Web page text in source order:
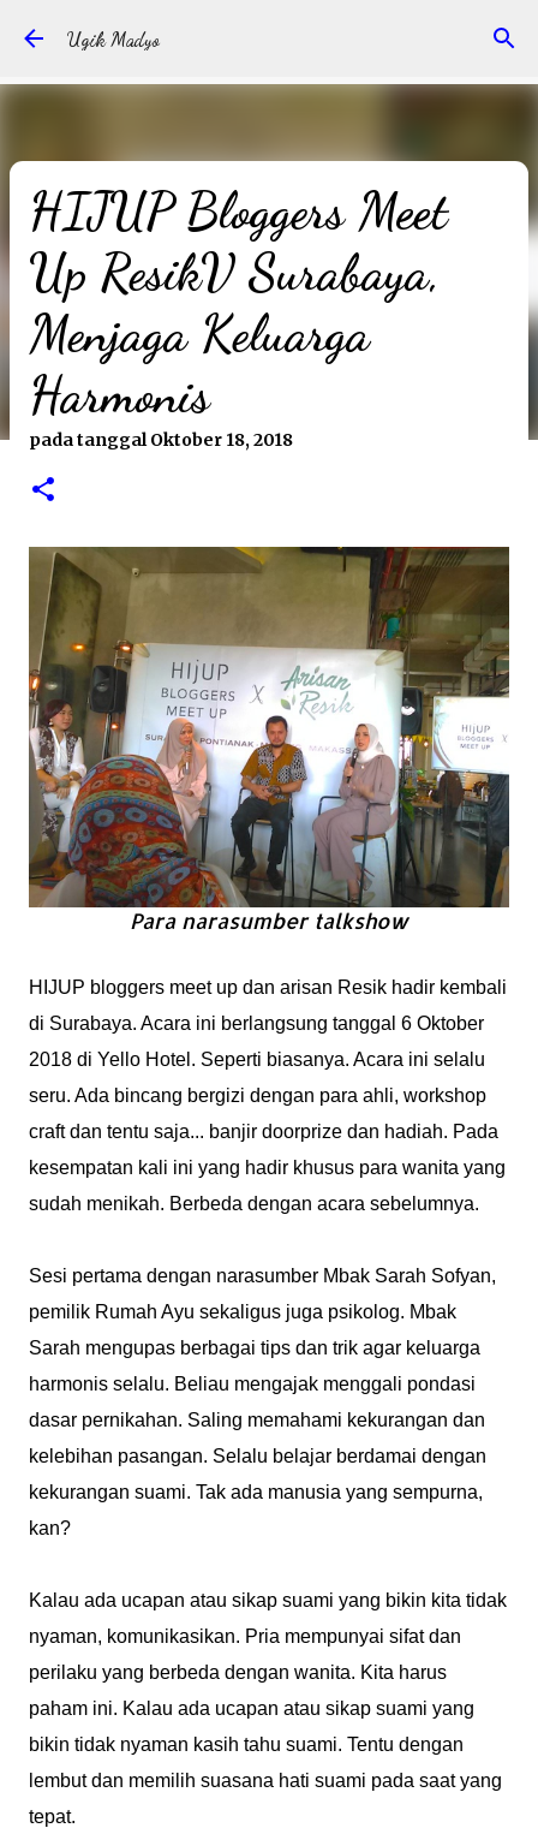
Langsung ke konten utama
Ugik Madyo
HIJUP Bloggers Meet
Up ResikV Surabaya,
Menjaga Keluarga
Harmonis
pada tanggalOktober 18, 2018
Para narasumber talkshow
HIJUP bloggers meet up dan arisan Resik hadir kembali
di Surabaya. Acara ini berlangsung tanggal 6 Oktober
2018 di Yello Hotel. Seperti biasanya. Acara ini selalu
seru. Ada bincang bergizi dengan para ahli, workshop
craft dan tentu saja... banjir doorprize dan hadiah. Pada
kesempatan kali ini yang hadir khusus para wanita yang
sudah menikah. Berbeda dengan acara sebelumnya.
Sesi pertama dengan narasumber Mbak Sarah Sofyan,
pemilik Rumah Ayu sekaligus juga psikolog. Mbak
Sarah mengupas berbagai tips dan trik agar keluarga
harmonis selalu. Beliau mengajak menggali pondasi
dasar pernikahan. Saling memahami kekurangan dan
kelebihan pasangan. Selalu belajar berdamai dengan
kekurangan suami. Tak ada manusia yang sempurna,
kan?
Kalau ada ucapan atau sikap suami yang bikin kita tidak
nyaman, komunikasikan. Pria mempunyai sifat dan
perilaku yang berbeda dengan wanita. Kita harus
paham ini. Kalau ada ucapan atau sikap suami yang
bikin tidak nyaman kasih tahu suami. Tentu dengan
lembut dan memilih suasana hati suami pada saat yang
tepat.